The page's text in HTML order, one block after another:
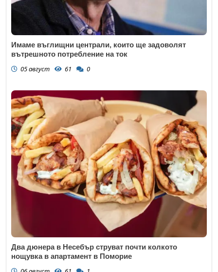
Имаме въглищни централи, които ще задоволят
вътрешното потребление на ток
05 август 61 0
Два дюнера в Несебър струват почти колкото
нощувка в апартамент в Поморие